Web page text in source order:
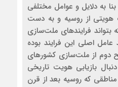
به دلایل و عوامل مختلفی
هویتی از روسیه و به دست
فرایندهای ملت‌سازی
اصلی این فرایند بوده
از ملت‌سازی کشورهای
بازیابی هویت تاریخی
مناطقی که روسیه بعد از قرن